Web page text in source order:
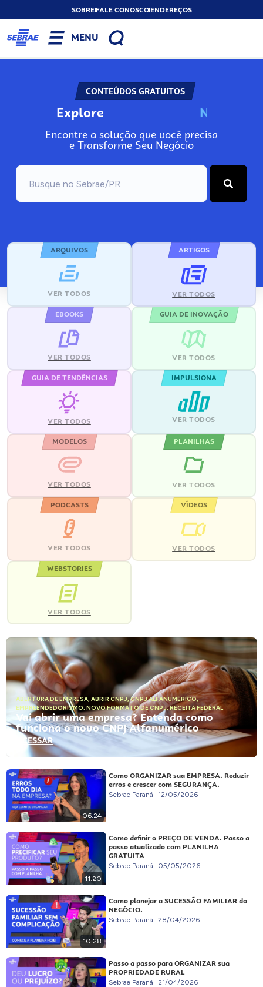
SOBREFALE CONOSCOENDEREÇOS
MENU
CONTEÚDOS GRATUITOS
Explore N
Encontre a solução que você precisa
e Transforme Seu Negócio
ARQUIVOS
VER TODOS
ARTIGOS
VER TODOS
EBOOKS
VER TODOS
GUIA DE INOVAÇÃO
VER TODOS
GUIA DE TENDÊNCIAS
VER TODOS
IMPULSIONA
VER TODOS
MODELOS
VER TODOS
PLANILHAS
VER TODOS
PODCASTS
VER TODOS
VÍDEOS
VER TODOS
WEBSTORIES
VER TODOS
ABERTURA DE EMPRESA, ABRIR CNPJ,CNPJ ALFANUMÉRICO,
EMPREENDEDORISMO, NOVO FORMATO DE CNPJ,RECEITA FEDERAL
Vai abrir uma empresa? Entenda como
funciona o novo CNPJ Alfanumérico
ACESSAR
06:24
Como ORGANIZAR sua EMPRESA. Reduzir
erros e crescer com SEGURANÇA.
Sebrae Paraná 12/05/2026
11:20
Como definir o PREÇO DE VENDA. Passo a
passo atualizado com PLANILHA
GRATUITA
Sebrae Paraná 05/05/2026
10:28
Como planejar a SUCESSÃO FAMILIAR do
NEGÓCIO.
Sebrae Paraná 28/04/2026
Passo a passo para ORGANIZAR sua
PROPRIEDADE RURAL
Sebrae Paraná 21/04/2026